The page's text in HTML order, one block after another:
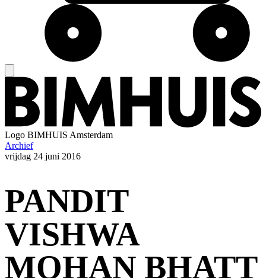
Logo BIMHUIS Amsterdam
Archief
vrijdag 24 juni 2016
PANDIT
VISHWA
MOHAN BHATT